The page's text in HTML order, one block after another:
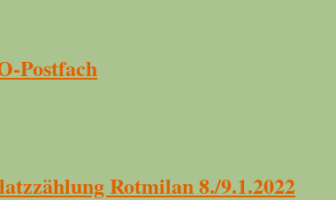
Postfach
Rotmilan 8./9.1.2022